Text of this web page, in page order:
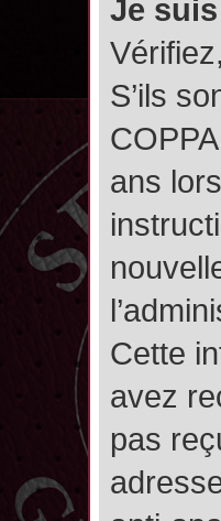
Je
S’ils
ans
Cette
avez
pas